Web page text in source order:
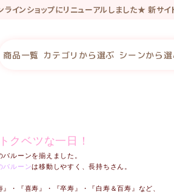
ラインショップにリニューアルしました★ 新サ
記念で新規会員登録で100P・既存会員様も
商品一覧 カテゴリから選ぶ シーンから
クベツな一日！
ルーンを揃えました。
バルーンは移動しやすく、長持ちさん。
・『喜寿』・『卒寿』・『白寿＆百寿』など、